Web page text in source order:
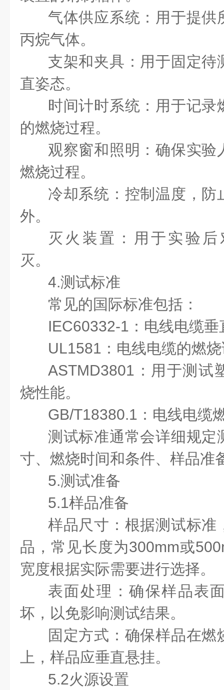
气体供应系统：用于提供
丙烷气体。
支架和夹具：用于固定待
直姿态。
时间计时系统：用于记录
的燃烧过程。
观察窗和照明：确保实验
燃烧过程。
冷却系统：控制温度，防
外。
灭火装置：用于实验
灭。
4.测试标准
常见的国际标准包括：
IEC60332-1：电线电缆
UL1581：电线电缆的燃
ASTMD3801：用于测试
烧性能。
GB/T18380.1：电线电缆
测试标准通常会详细规定
寸、燃烧时间和条件、样品
5.测试准备
5.1样品准备
样品尺寸：根据测试标准
品，常见长度为300mm或
宽度根据实际需要进行选择。
表面处理：确保样品表
坏，以免影响测试结果。
固定方式：确保样品在燃
上，样品应垂直悬挂。
5.2火源设置